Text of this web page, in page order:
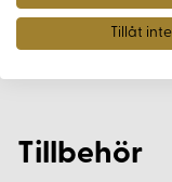
Tillbehör
Tillåt inte